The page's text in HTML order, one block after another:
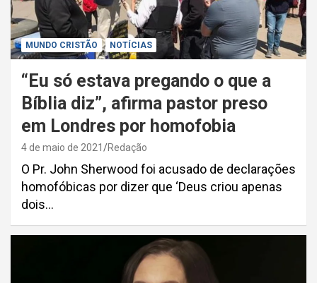
MUNDO CRISTÃO NOTÍCIAS
“Eu só estava pregando o que a
Bíblia diz”, afirma pastor preso
em Londres por homofobia
4 de maio de 2021 Redação
O Pr. John Sherwood foi acusado de declarações
homofóbicas por dizer que ‘Deus criou apenas
dois…